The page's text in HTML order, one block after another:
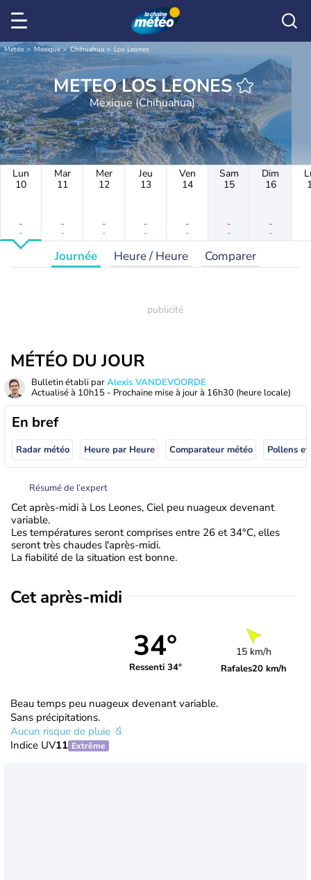
Météo Mexique Chihuahua Los Leones
METEO LOS LEONES
Mexique (Chihuahua)
Lun
10
-
-
Mar
11
-
-
Mer
12
-
-
Jeu
13
-
-
Ven
14
-
-
Sam
15
-
-
Dim
16
-
-
Journée Heure / Heure Comparer
MÉTÉO DU JOUR
Bulletin établi parAlexis VANDEVOORDE
Actualisé à 10h15 - Prochaine mise à jour à 16h30 (heure locale)
En bref
Radar météo Heure par Heure Comparateur météo Pollens
Résumé de l’expert
Cet après-midi à Los Leones, Ciel peu nuageux devenant
variable.
Les températures seront comprises entre 26 et 34°C, elles
seront très chaudes l'après-midi.
La fiabilité de la situation est bonne.
Cet après-midi
34°
Ressenti 34°
15 km/h
Rafales20 km/h
Beau temps peu nuageux devenant variable.
Sans précipitations.
Aucun risque de pluie
Indice UV11 Extrême